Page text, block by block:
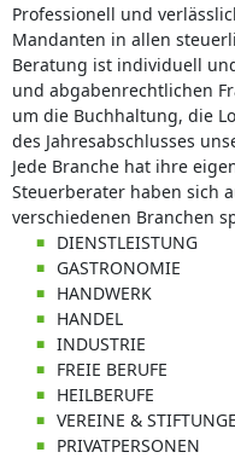
Professionell und
Mandanten in allen
Beratung ist individuell
und abgabenrechtlichen
um die Buchhaltung, die
des Jahresabschlusses
Jede Branche hat ihre
Steuerberater haben sich
verschiedenen Branchen
DIENSTLEISTUNG
GASTRONOMIE
HANDWERK
HANDEL
INDUSTRIE
FREIE BERUFE
HEILBERUFE
VEREINE &
PRIVATPERSONEN